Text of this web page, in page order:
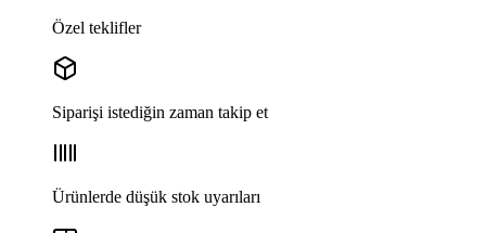
Özel teklifler
Siparişi istediğin zaman takip et
Ürünlerde düşük stok uyarıları